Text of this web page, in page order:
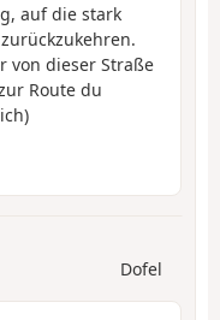
auf die stark
von dieser Straße
Route du
Dofel